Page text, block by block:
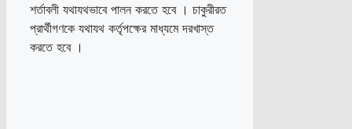
শর্তাবলী যথাযথভাবে পালন করতে হবে । চাকুরীরত
প্রার্থীগণকে যথাযথ কর্তৃপক্ষের মাধ্যমে দরখাস্ত
করতে হবে ।